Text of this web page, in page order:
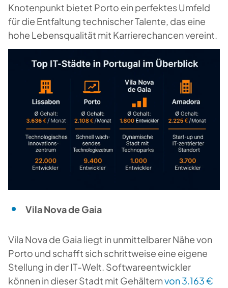
Knotenpunkt bietet Porto ein perfektes Umfeld
für die Entfaltung technischer Talente, das eine
hohe Lebensqualität mit Karrierechancen vereint.
Vila Nova de Gaia
Vila Nova de Gaia liegt in unmittelbarer Nähe von
Porto und schafft sich schrittweise eine eigene
Stellung in der IT-Welt. Softwareentwickler
können in dieser Stadt mit Gehälternvon 3.163 €